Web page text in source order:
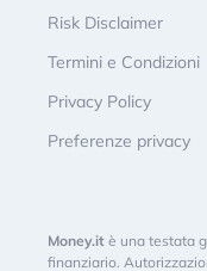
Risk Disclaimer
Termini e Condizioni
Privacy Policy
Preferenze privacy
Money.it è una testata
finanziario.